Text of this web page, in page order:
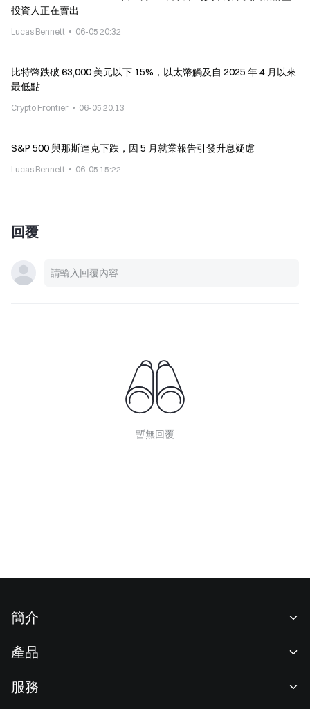
投資人正在賣出
Lucas Bennett 06-05 20:32
比特幣跌破 63,000 美元以下 15%，以太幣觸及自 2025 年 4 月以來
最低點
Crypto Frontier 06-05 20:13
S&P 500 與那斯達克下跌，因 5 月就業報告引發升息疑慮
Lucas Bennett 06-05 15:22
回覆
暫無回覆
簡介
新聞中心
產品
服務